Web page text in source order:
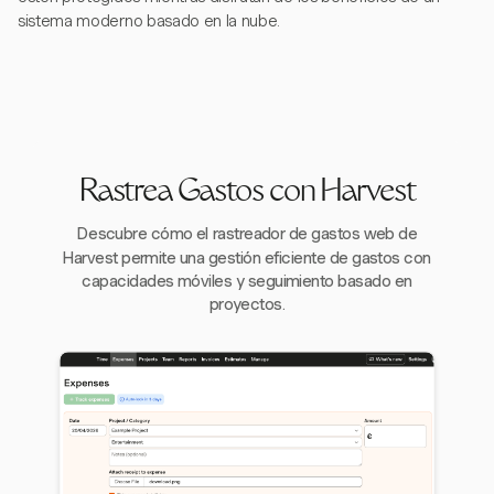
sistema moderno basado en la nube.
Rastrea Gastos con Harvest
Descubre cómo el rastreador de gastos web de
Harvest permite una gestión eficiente de gastos con
capacidades móviles y seguimiento basado en
proyectos.